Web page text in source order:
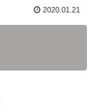
2020.01.21